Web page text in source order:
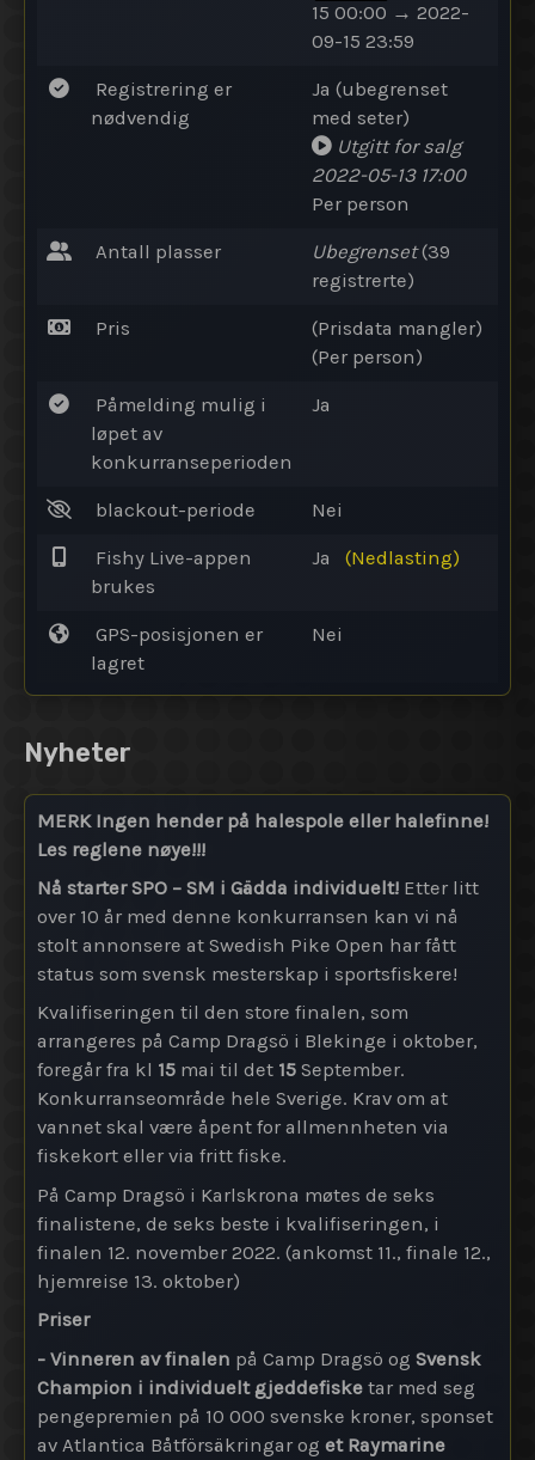
15 00:00 → 2022-
09-15 23:59
Registrering er
nødvendig
Ja (ubegrenset
med seter)
Utgitt for salg
2022-05-13 17:00
Per person
Antall plasser Ubegrenset(39
registrerte)
Pris
(Prisdata mangler)
(Per person)
Påmelding mulig i
løpet av
konkurranseperioden
Ja
blackout-periode Nei
Fishy Live-appen
brukes
Ja (Nedlasting)
GPS-posisjonen er
lagret
Nei
Nyheter
MERK Ingen hender på halespole eller halefinne!
Les reglene nøye!!!
Nå starter SPO – SM i Gädda individuelt! Etter litt
over 10 år med denne konkurransen kan vi nå
stolt annonsere at Swedish Pike Open har fått
status som svensk mesterskap i sportsfiskere!
Kvalifiseringen til den store finalen, som
arrangeres på Camp Dragsö i Blekinge i oktober,
foregår fra kl 15 mai til det 15 September.
Konkurranseområde hele Sverige. Krav om at
vannet skal være åpent for allmennheten via
fiskekort eller via fritt fiske.
På Camp Dragsö i Karlskrona møtes de seks
finalistene, de seks beste i kvalifiseringen, i
finalen 12. november 2022. (ankomst 11., finale 12.,
hjemreise 13. oktober)
Priser
- Vinneren av finalen på Camp Dragsö og Svensk
Champion i individuelt gjeddefiske tar med seg
pengepremien på 10 000 svenske kroner, sponset
av Atlantica Båtförsäkringar og et Raymarine